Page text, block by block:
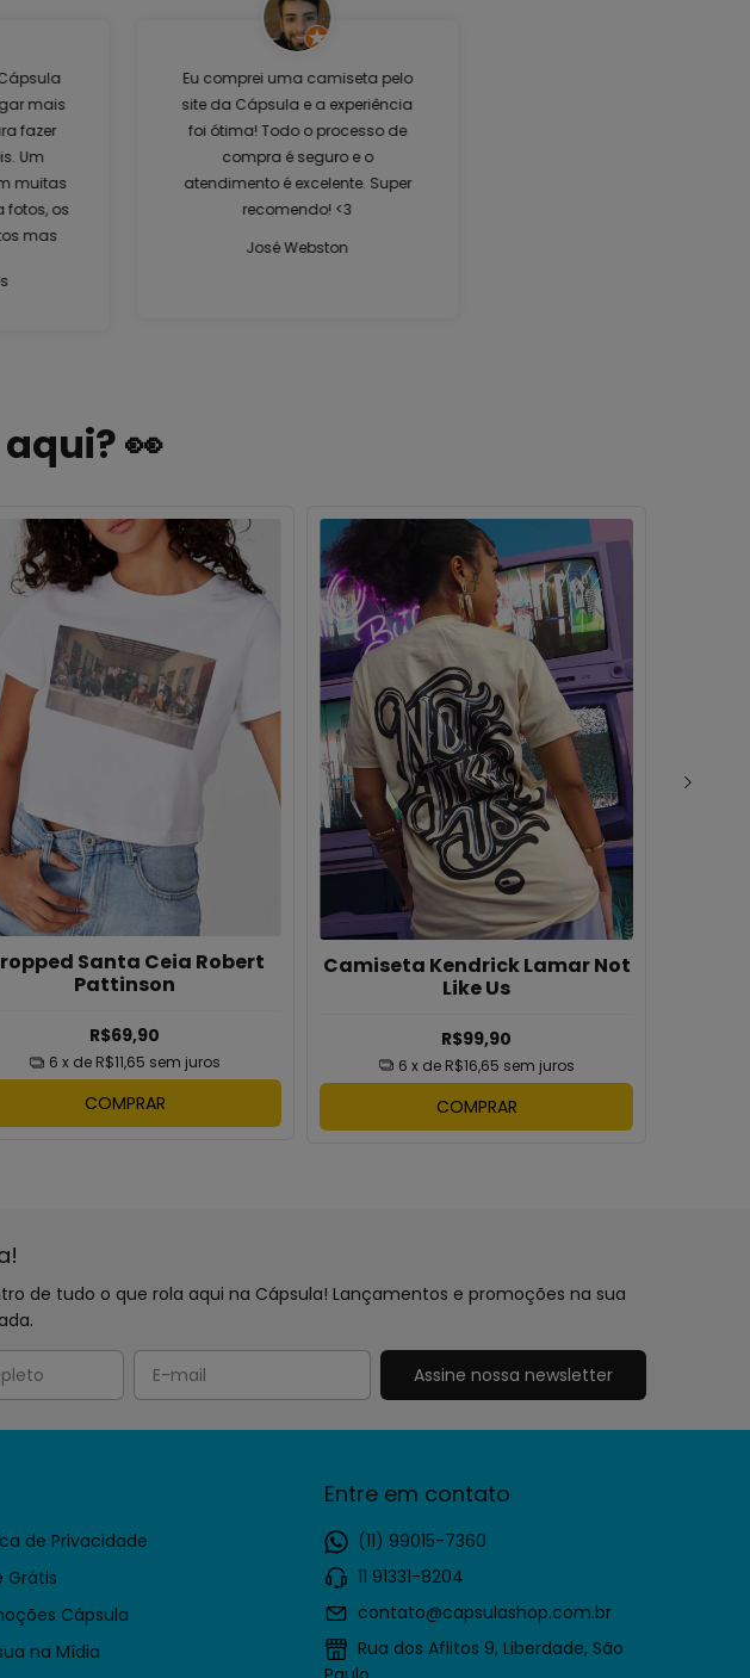
mais
fazer
Um
muitas
fotos, os
mas
para
Eu comprei uma camiseta pelo
site da Cápsula e a experiência
foi ótima! Todo o processo de
compra é seguro e o
atendimento é excelente. Super
recomendo! <3
José Webston
👀
Santa Ceia Robert
Pattinson
R$69,90
6 x de R$11,65 sem juros
COMPRAR
Camiseta Kendrick Lamar Not
Like Us
R$99,90
6 x de R$16,65 sem juros
COMPRAR
de tudo o que rola aqui na Cápsula! Lançamentos e promoções na sua
de Privacidade
Grátis
Cápsula
na Mídia
Entre em contato
(11) 99015-7360
11 91331-8204
contato@capsulashop.com.br
Rua dos Aflitos 9, Liberdade, São